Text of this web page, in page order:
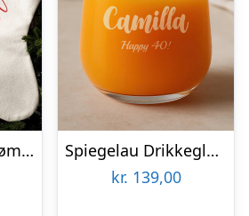
Personlig Julestrømpe med Tekst
Spiegelau Drikkeglas med Gravering – Egen Tekst
kr. 139,00